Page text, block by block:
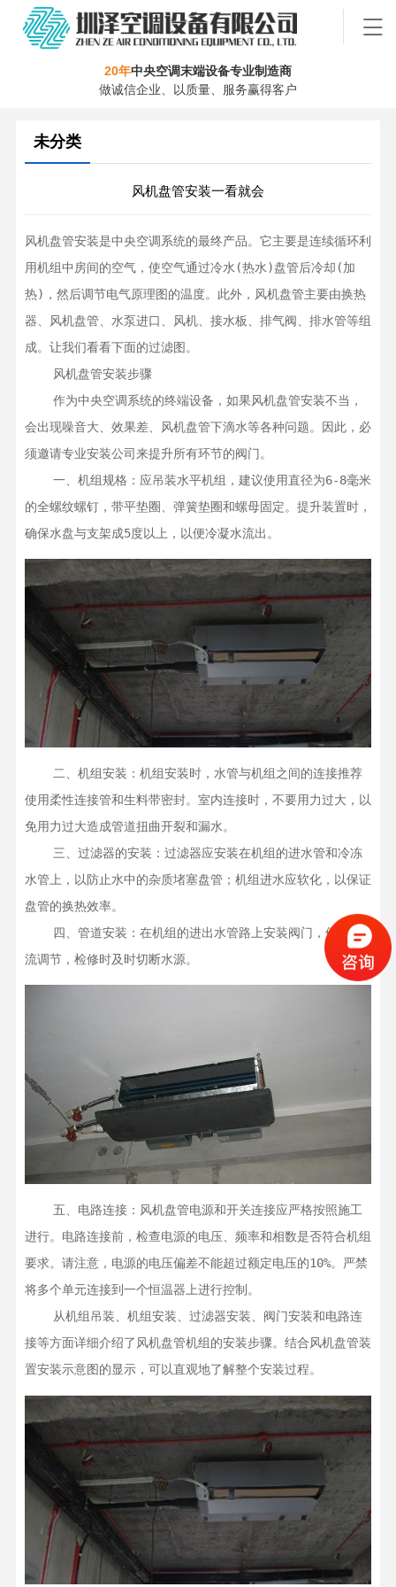
20年中央空调末端设备专业制造商
做诚信企业、以质量、服务赢得客户
未分类
风机盘管安装一看就会
风机盘管安装是中央空调系统的最终产品。它主要是连续循环利
用机组中房间的空气，使空气通过冷水(热水)盘管后冷却(加
热)，然后调节电气原理图的温度。此外，风机盘管主要由换热
器、风机盘管、水泵进口、风机、接水板、排气阀、排水管等组
成。让我们看看下面的过滤图。
会出现噪音大、效果差、风机盘管下滴水等各种问题。因此，必
须邀请专业安装公司来提升所有环节的阀门。
的全螺纹螺钉，带平垫圈、弹簧垫圈和螺母固定。提升装置时，
确保水盘与支架成5度以上，以便冷凝水流出。
使用柔性连接管和生料带密封。室内连接时，不要用力过大，以
免用力过大造成管道扭曲开裂和漏水。
水管上，以防止水中的杂质堵塞盘管；机组进水应软化，以保证
盘管的换热效率。
流调节，检修时及时切断水源。
进行。电路连接前，检查电源的电压、频率和相数是否符合机组
要求。请注意，电源的电压偏差不能超过额定电压的10%。严禁
将多个单元连接到一个恒温器上进行控制。
接等方面详细介绍了风机盘管机组的安装步骤。结合风机盘管装
置安装示意图的显示，可以直观地了解整个安装过程。